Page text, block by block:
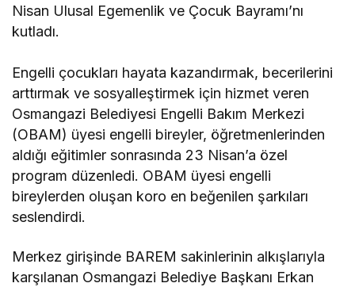
Nisan Ulusal Egemenlik ve Çocuk Bayramı’nı
kutladı.
Engelli çocukları hayata kazandırmak, becerilerini
arttırmak ve sosyalleştirmek için hizmet veren
Osmangazi Belediyesi Engelli Bakım Merkezi
(OBAM) üyesi engelli bireyler, öğretmenlerinden
aldığı eğitimler sonrasında 23 Nisan’a özel
program düzenledi. OBAM üyesi engelli
bireylerden oluşan koro en beğenilen şarkıları
seslendirdi.
Merkez girişinde BAREM sakinlerinin alkışlarıyla
karşılanan Osmangazi Belediye Başkanı Erkan